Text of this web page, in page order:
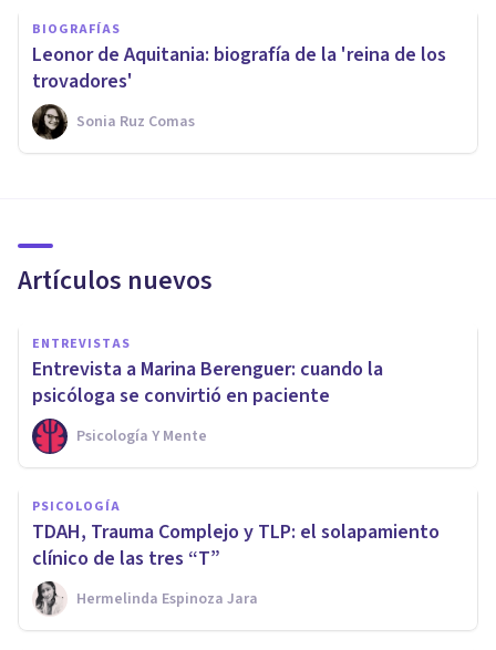
BIOGRAFÍAS
Leonor de Aquitania: biografía de la 'reina de los
trovadores'
Sonia Ruz Comas
Artículos nuevos
ENTREVISTAS
Entrevista a Marina Berenguer: cuando la
psicóloga se convirtió en paciente
Psicología Y Mente
PSICOLOGÍA
TDAH, Trauma Complejo y TLP: el solapamiento
clínico de las tres “T”
Hermelinda Espinoza Jara